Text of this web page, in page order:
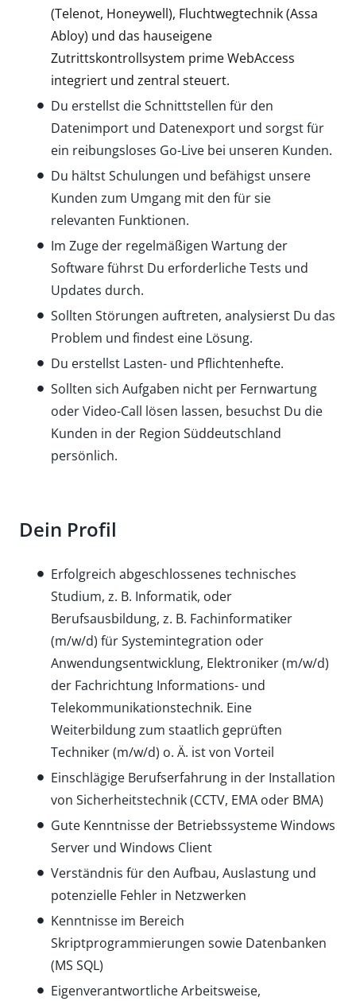
(Telenot, Honeywell), Fluchtwegtechnik (Assa
Abloy) und das hauseigene
Zutrittskontrollsystem prime WebAccess
integriert und zentral steuert.
Du erstellst die Schnittstellen für den
Datenimport und Datenexport und sorgst für
ein reibungsloses Go-Live bei unseren Kunden.
Du hältst Schulungen und befähigst unsere
Kunden zum Umgang mit den für sie
relevanten Funktionen.
Im Zuge der regelmäßigen Wartung der
Software führst Du erforderliche Tests und
Updates durch.
Sollten Störungen auftreten, analysierst Du das
Problem und findest eine Lösung.
Du erstellst Lasten- und Pflichtenhefte.
Sollten sich Aufgaben nicht per Fernwartung
oder Video-Call lösen lassen, besuchst Du die
Kunden in der Region Süddeutschland
persönlich.
Dein Profil
Erfolgreich abgeschlossenes technisches
Studium, z. B. Informatik, oder
Berufsausbildung, z. B. Fachinformatiker
(m/w/d) für Systemintegration oder
Anwendungsentwicklung, Elektroniker (m/w/d)
der Fachrichtung Informations- und
Telekommunikationstechnik. Eine
Weiterbildung zum staatlich geprüften
Techniker (m/w/d) o. Ä. ist von Vorteil
Einschlägige Berufserfahrung in der Installation
von Sicherheitstechnik (CCTV, EMA oder BMA)
Gute Kenntnisse der Betriebssysteme Windows
Server und Windows Client
Verständnis für den Aufbau, Auslastung und
potenzielle Fehler in Netzwerken
Kenntnisse im Bereich
Skriptprogrammierungen sowie Datenbanken
(MS SQL)
Eigenverantwortliche Arbeitsweise,